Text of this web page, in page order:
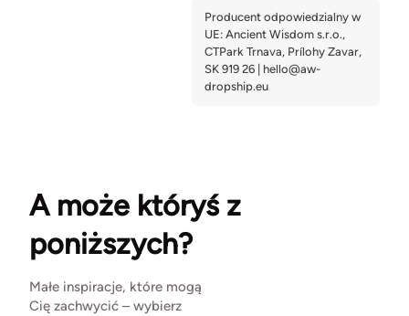
A może któryś z
poniższych?
Małe inspiracje, które mogą
Cię zachwycić – wybierz